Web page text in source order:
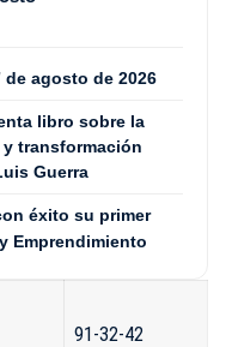
agosto de 2026
libro sobre la
transformación
Guerra
éxito su primer
Emprendimiento
91-32-42